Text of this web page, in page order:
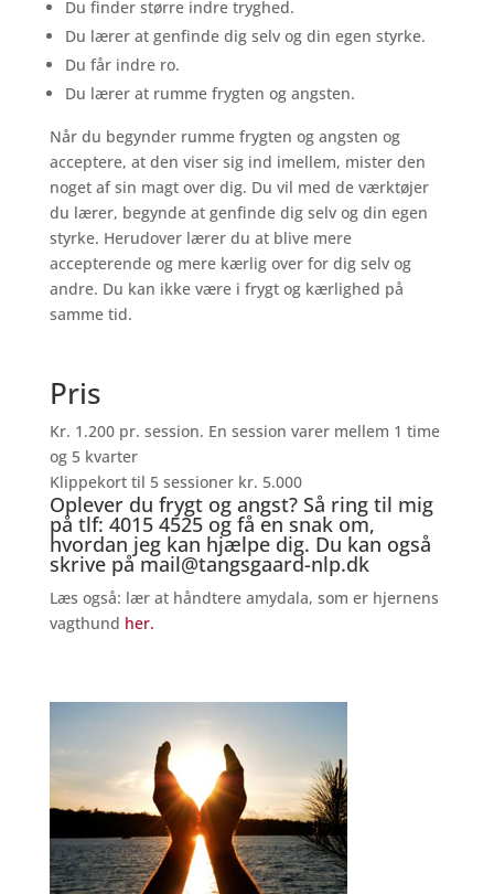
Du finder større indre tryghed.
Du lærer at genfinde dig selv og din egen styrke.
Du får indre ro.
Du lærer at rumme frygten og angsten.
Når du begynder rumme frygten og angsten og
acceptere, at den viser sig ind imellem, mister den
noget af sin magt over dig. Du vil med de værktøjer
du lærer, begynde at genfinde dig selv og din egen
styrke. Herudover lærer du at blive mere
accepterende og mere kærlig over for dig selv og
andre. Du kan ikke være i frygt og kærlighed på
samme tid.
Pris
Kr. 1.200 pr. session. En session varer mellem 1 time
og 5 kvarter
Klippekort til 5 sessioner kr. 5.000
Oplever du frygt og angst? Så ring til mig
på tlf: 4015 4525 og få en snak om,
hvordan jeg kan hjælpe dig. Du kan også
skrive påmail@tangsgaard-nlp.dk
Læs også: lær at håndtere amydala, som er hjernens
vagthund her.